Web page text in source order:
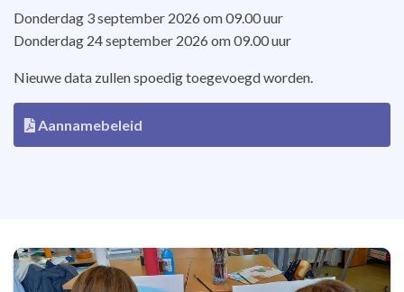
Donderdag 3 september 2026 om 09.00 uur
Donderdag 24 september 2026 om 09.00 uur
Nieuwe data zullen spoedig toegevoegd worden.
Aannamebeleid